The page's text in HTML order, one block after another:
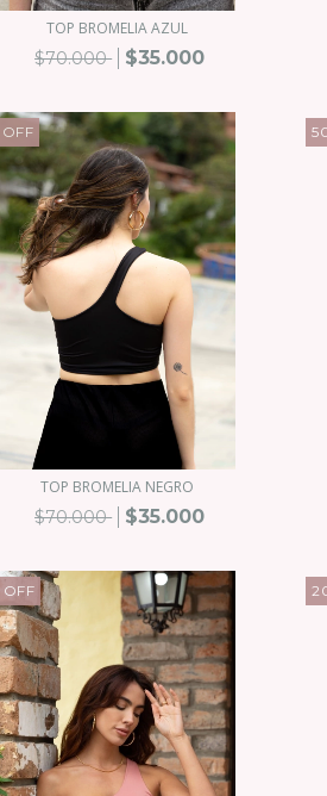
TOP BROMELIA AZUL
$70.000 $35.000
OFF
TOP BROMELIA NEGRO
$70.000 $35.000
OFF